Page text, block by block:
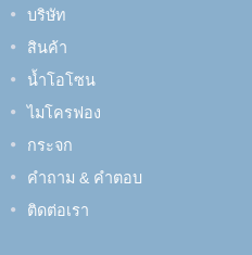
บริษัท
สินค้า
น้ำโอโซน
ไมโครฟอง
กระจก
คำถาม & คำตอบ
ติดต่อเรา